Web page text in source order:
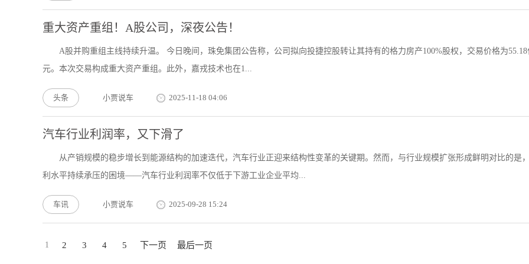
重大资产重组！A股公司，深夜公告！
A股并购重组主线持续升温。 今日晚间，珠免集团公告称，公司拟向投捷控股转让其持有的格力房产100%股权，交易价格为55.18
元。本次交易构成重大资产重组。此外，嘉戎技术也在1...
头条 小贾说车 2025-11-18 04:06
汽车行业利润率，又下滑了
从产销规模的稳步增长到能源结构的加速迭代，汽车行业正迎来结构性变革的关键期。然而，与行业规模扩张形成鲜明对比的是
利水平持续承压的困境——汽车行业利润率不仅低于下游工业企业平均...
车讯 小贾说车 2025-09-28 15:24
1 2 3 4 5 下一页 最后一页